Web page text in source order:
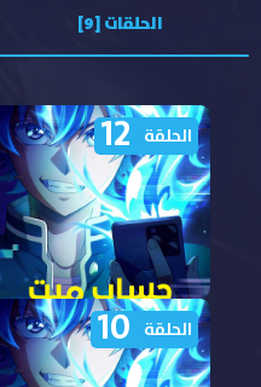
الحلقات [9]
مشاهدة انمي حساب ميت
الحلقة 12 مدبلجة
الحلقة 12
الحلقة 10